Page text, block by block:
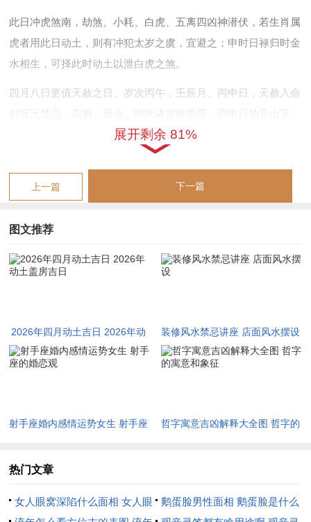
此日冲虎煞南，劫煞、小耗、白虎、五离四凶神潜伏，若生肖属
虎者用此日动土，则有冲犯太岁之虞，宜避之；申时日禄归时金
水相生，可择此时动土以泄白虎之煞。
四月八日更值天赦之日。岁次丙午，壬辰月、丙申日，天赦入命
火，火生土而土厚，申子辰三合水局拱水润土，尤利于地基下水
此日冲马煞南，生肖属马者即本命年生肖，值太岁之身动土更须
谨慎择时辰时金匮黄道利于财库充盈，巳时天德吉星诸煞退避，
皆为上上之选。
四月十日岁次丙午，壬辰月、甲寅日。玉堂黄道吉星高悬，驿
马，天后、生气，六仪、五合诸吉神云集。甲寅日纳音大溪水，
风雨。
然厌对、招摇、血忌、八专四凶神潜伏。若宅基有岁久坟茔或地
土煞护佑施工平安。
薄然得壬辰月长流水滋润，丙午年天河水涵养，若起基动土择以
展开剩余 81%
上一篇 下一篇
图文推荐
2026年四月动土吉日 2026年动
土盖房吉日
装修风水禁忌讲座 店面风水摆设
射手座婚内感情运势女生 射手座
哲字寓意吉凶解释大全图 哲字的
热门文章
女人眼窝深陷什么面相 女人眼
鹅蛋脸男性面相 鹅蛋脸是什么